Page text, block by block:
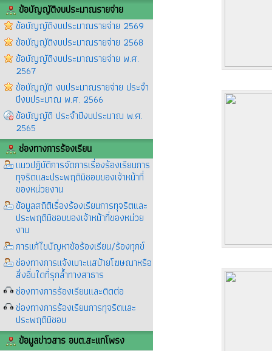
ข้อบัญญัติงบประมาณรายจ่าย
ข้อบัญญัติงบประมาณรายจ่าย 2569
ข้อบัญญัติงบประมาณรายจ่าย 2568
ข้อบัญญัติงบประมาณรายจ่าย พ.ศ.
2567
ข้อบัญญัติ งบประมาณรายจ่าย ประจำ
ปีงบประมาณ พ.ศ. 2566
ข้อบัญญัติ ประจำปีงบประมาณ พ.ศ.
2565
ช่องทางการร้องเรียน
แนวปฏิบัติการจัดการเรื่องร้องเรียนการ
ทุจริตและประพฤติมิชอบของเจ้าหน้าที่
ของหน่วยงาน
ข้อมูลสถิติเรื่องร้องเรียนการทุจริตและ
ประพฤติมิชอบของเจ้าหน้าที่ของหน่วย
งาน
การแก้ไขปัญหาข้อร้องเรียน/ร้องทุกข์
ช่องทางการแจ้งเบาะแสป้ายโฆษณาหรือ
สิ่งอื่นใดที่รุกล้ำทางสาธาร
ช่องทางการร้องเรียนและติดต่อ
ช่องทางการร้องเรียนการทุจริตและ
ประพฤติมิชอบ
ข้อมูลข่าวสาร อบต.สะแกโพรง